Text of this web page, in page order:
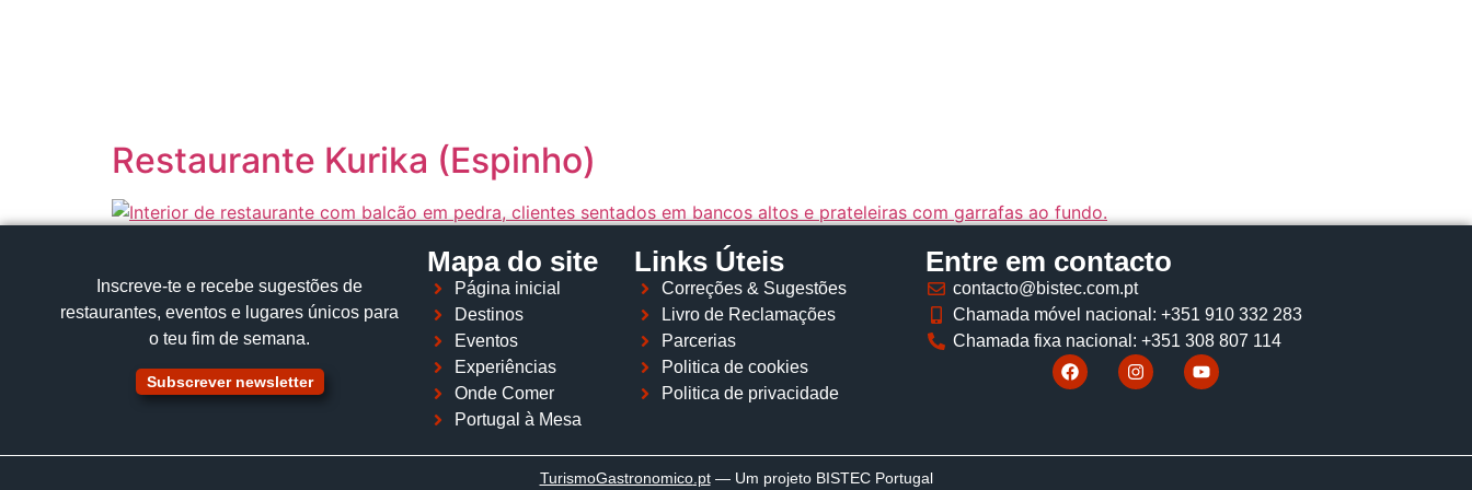
Restaurante Kurika (Espinho)
Inscreve‑te e recebe sugestões de
restaurantes, eventos e lugares únicos para
o teu fim de semana.
Subscrever newsletter
Mapa do site
Página inicial
Destinos
Eventos
Experiências
Onde Comer
Portugal à Mesa
Links Úteis
Correções & Sugestões
Livro de Reclamações
Parcerias
Politica de cookies
Politica de privacidade
Entre em contacto
contacto@bistec.com.pt
Chamada móvel nacional: +351 910 332 283
Chamada fixa nacional: +351 308 807 114
TurismoGastronomico.pt— Um projeto BISTEC Portugal